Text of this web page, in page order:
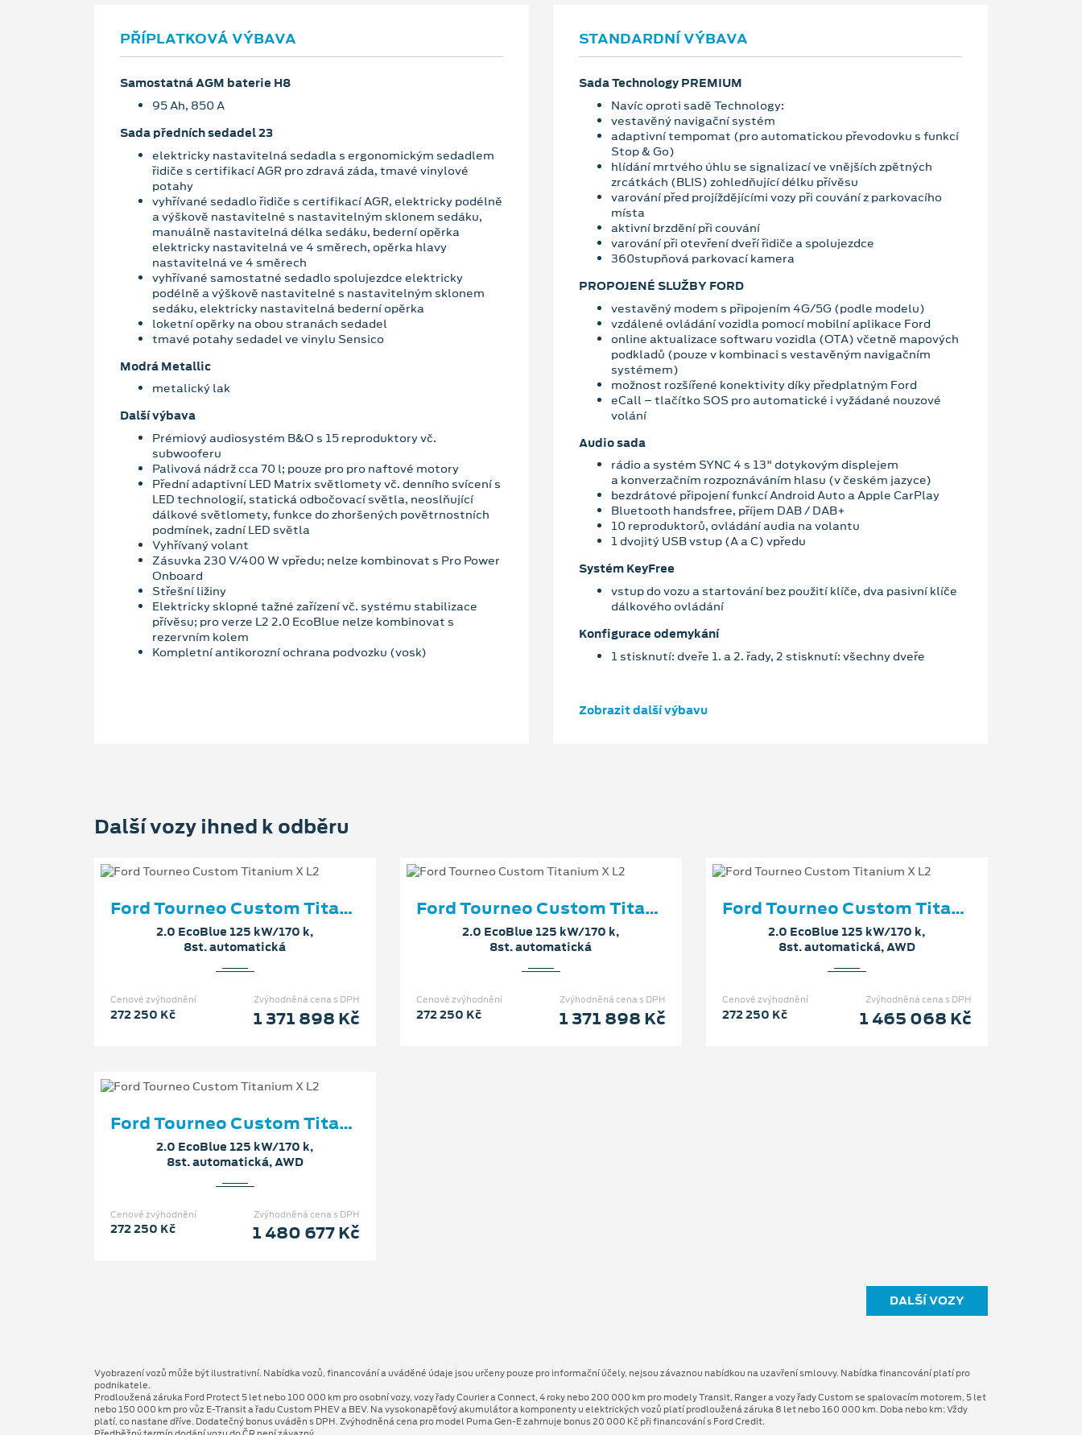
PŘÍPLATKOVÁ VÝBAVA
Samostatná AGM baterie H8
95 Ah, 850 A
Sada předních sedadel 23
elektricky nastavitelná sedadla s ergonomickým sedadlem
řidiče s certifikací AGR pro zdravá záda, tmavé vinylové
potahy
vyhřívané sedadlo řidiče s certifikací AGR, elektricky podélně
a výškově nastavitelné s nastavitelným sklonem sedáku,
manuálně nastavitelná délka sedáku, bederní opěrka
elektricky nastavitelná ve 4 směrech, opěrka hlavy
nastavitelná ve 4 směrech
vyhřívané samostatné sedadlo spolujezdce elektricky
podélně a výškově nastavitelné s nastavitelným sklonem
sedáku, elektricky nastavitelná bederní opěrka
loketní opěrky na obou stranách sedadel
tmavé potahy sedadel ve vinylu Sensico
Modrá Metallic
metalický lak
Další výbava
Prémiový audiosystém B&O s 15 reproduktory vč.
subwooferu
Palivová nádrž cca 70 l; pouze pro pro naftové motory
Přední adaptivní LED Matrix světlomety vč. denního svícení s
LED technologií, statická odbočovací světla, neoslňující
dálkové světlomety, funkce do zhoršených povětrnostních
podmínek, zadní LED světla
Vyhřívaný volant
Zásuvka 230 V/400 W vpředu; nelze kombinovat s Pro Power
Onboard
Střešní ližiny
Elektricky sklopné tažné zařízení vč. systému stabilizace
přívěsu; pro verze L2 2.0 EcoBlue nelze kombinovat s
rezervním kolem
Kompletní antikorozní ochrana podvozku (vosk)
STANDARDNÍ VÝBAVA
Sada Technology PREMIUM
Navíc oproti sadě Technology:
vestavěný navigační systém
adaptivní tempomat (pro automatickou převodovku s funkcí
Stop & Go)
hlídání mrtvého úhlu se signalizací ve vnějších zpětných
zrcátkách (BLIS) zohledňující délku přívěsu
varování před projíždějícími vozy při couvání z parkovacího
místa
aktivní brzdění při couvání
varování při otevření dveří řidiče a spolujezdce
360stupňová parkovací kamera
PROPOJENÉ SLUŽBY FORD
vestavěný modem s připojením 4G/5G (podle modelu)
vzdálené ovládání vozidla pomocí mobilní aplikace Ford
online aktualizace softwaru vozidla (OTA) včetně mapových
podkladů (pouze v kombinaci s vestavěným navigačním
systémem)
možnost rozšířené konektivity díky předplatným Ford
eCall – tlačítko SOS pro automatické i vyžádané nouzové
volání
Audio sada
rádio a systém SYNC 4 s 13" dotykovým displejem
a konverzačním rozpoznáváním hlasu (v českém jazyce)
bezdrátové připojení funkcí Android Auto a Apple CarPlay
Bluetooth handsfree, příjem DAB / DAB+
10 reproduktorů, ovládání audia na volantu
1 dvojitý USB vstup (A a C) vpředu
Systém KeyFree
vstup do vozu a startování bez použití klíče, dva pasivní klíče
dálkového ovládání
Konfigurace odemykání
1 stisknutí: dveře 1. a 2. řady, 2 stisknutí: všechny dveře
Zobrazit další výbavu
Další vozy ihned k odběru
Ford Tourneo Custom Titanium X L2
2.0 EcoBlue 125 kW/170 k,
8st. automatická
Zvýhodněná cena s DPH
1 371 898 Kč
Cenové zvýhodnění
272 250 Kč
Ford Tourneo Custom Titanium X L2
2.0 EcoBlue 125 kW/170 k,
8st. automatická
Zvýhodněná cena s DPH
1 371 898 Kč
Cenové zvýhodnění
272 250 Kč
Ford Tourneo Custom Titanium X L2
2.0 EcoBlue 125 kW/170 k,
8st. automatická, AWD
Zvýhodněná cena s DPH
1 465 068 Kč
Cenové zvýhodnění
272 250 Kč
Ford Tourneo Custom Titanium X L2
2.0 EcoBlue 125 kW/170 k,
8st. automatická, AWD
Zvýhodněná cena s DPH
1 480 677 Kč
Cenové zvýhodnění
272 250 Kč
DALŠÍ VOZY
Vyobrazení vozů může být ilustrativní. Nabídka vozů, financování a uváděné údaje jsou určeny pouze pro informační účely, nejsou závaznou nabídkou na uzavření smlouvy. Nabídka financování platí pro
podnikatele.
Prodloužená záruka Ford Protect 5 let nebo 100 000 km pro osobní vozy, vozy řady Courier a Connect, 4 roky nebo 200 000 km pro modely Transit, Ranger a vozy řady Custom se spalovacím motorem, 5 let
nebo 150 000 km pro vůz E-Transit a řadu Custom PHEV a BEV. Na vysokonapěťový akumulátor a komponenty u elektrických vozů platí prodloužená záruka 8 let nebo 160 000 km. Doba nebo km: Vždy
platí, co nastane dříve. Dodatečný bonus uváděn s DPH. Zvýhodněná cena pro model Puma Gen⁠-⁠E zahrnuje bonus 20 000 Kč při financování s Ford Credit.